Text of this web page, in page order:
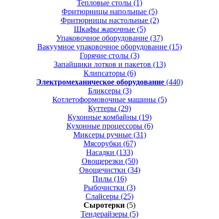
Тепловые столы (1)
Фритюрницы напольные (5)
Фритюрницы настольные (2)
Шкафы жарочные (5)
Упаковочное оборудование (37)
Вакуумное упаковочное оборудование (15)
Горячие столы (3)
Запайщики лотков и пакетов (13)
Клипсаторы (6)
Электромеханическое оборудование (440)
Бликсеры (3)
Котлетоформовочные машины (5)
Куттеры (29)
Кухонные комбайны (19)
Кухонные процессоры (6)
Миксеры ручные (31)
Мясорубки (67)
Насадки (133)
Овощерезки (50)
Овощечистки (34)
Пилы (16)
Рыбочистки (3)
Слайсеры (25)
Сыротерки (5)
Тендерайзеры (5)